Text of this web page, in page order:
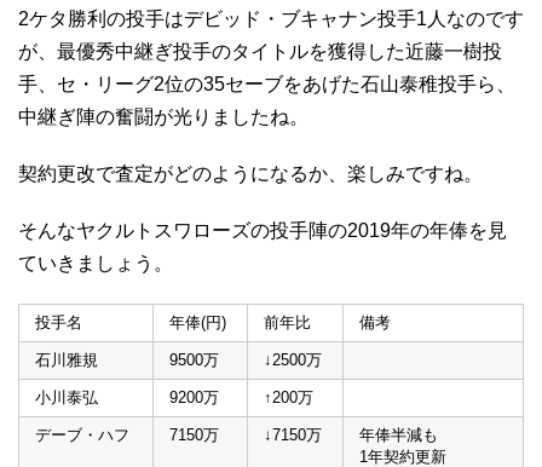
2ケタ勝利の投手はデビッド・ブキャナン投手1人なのです
が、最優秀中継ぎ投手のタイトルを獲得した近藤一樹投
手、セ・リーグ2位の35セーブをあげた石山泰稚投手ら、
中継ぎ陣の奮闘が光りましたね。
契約更改で査定がどのようになるか、楽しみですね。
そんなヤクルトスワローズの投手陣の2019年の年俸を見
ていきましょう。
投手名 年俸(円) 前年比 備考
石川雅規 9500万 ↓2500万
小川泰弘 9200万 ↑200万
デーブ・ハフ 7150万 ↓7150万
年俸半減も
1年契約更新